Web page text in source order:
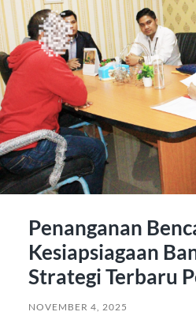
Penanganan
Kesiapsiagaan
Strategi Terbaru
NOVEMBER 4, 2025